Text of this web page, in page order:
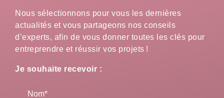
Nous sélectionnons pour vous les dernières
actualités et vous partageons nos conseils
d’experts, afin de vous donner toutes les clés pour
entreprendre et réussir vos projets !
Je souhaite recevoir :